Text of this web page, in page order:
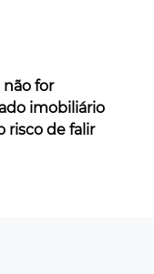
for
imobiliário
risco de falir